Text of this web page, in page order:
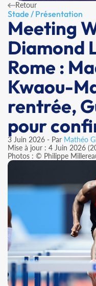
Retour
Stade / Présentation
Meeting
Diamond
Rome :
Kwaou-
rentrée,
pour
3 Juin 2026 - Par Mathéo
Mise à jour : 4 Juin 2026
Photos : © Philippe